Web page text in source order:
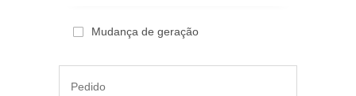
Mudança de geração